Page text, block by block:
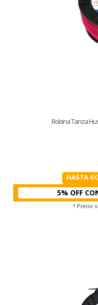
Bobina Tanza
HASTA 6
5% OFF
* Precio